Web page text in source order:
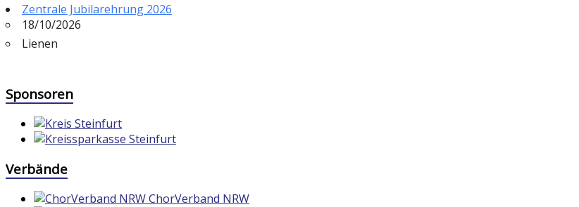
Zentrale Jubilarehrung 2026
18/10/2026
Lienen
Sponsoren
Verbände
ChorVerband NRW